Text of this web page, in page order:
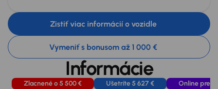
Zistiť viac informácií o vozidle
Vymeniť s bonusom až 1 000 €
Informácie
Zlacnené o 5 500 € Ušetríte 5 627 € Online